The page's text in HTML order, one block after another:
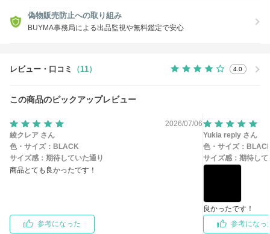
偽物販売防止への取り組み
BUYMA事務局による出品監視や無料鑑定で安心
レビュー・口コミ （11） 4.0
この商品のピックアップレビュー
2026/07/06
綾クレア さん
色・サイズ： BLACK
サイズ感： 期待していた通り
商品とても良かったです！
参考になった
Yukia reply さん
色・サイズ：
サイズ感： 期待して
良かったです！
参考になっ